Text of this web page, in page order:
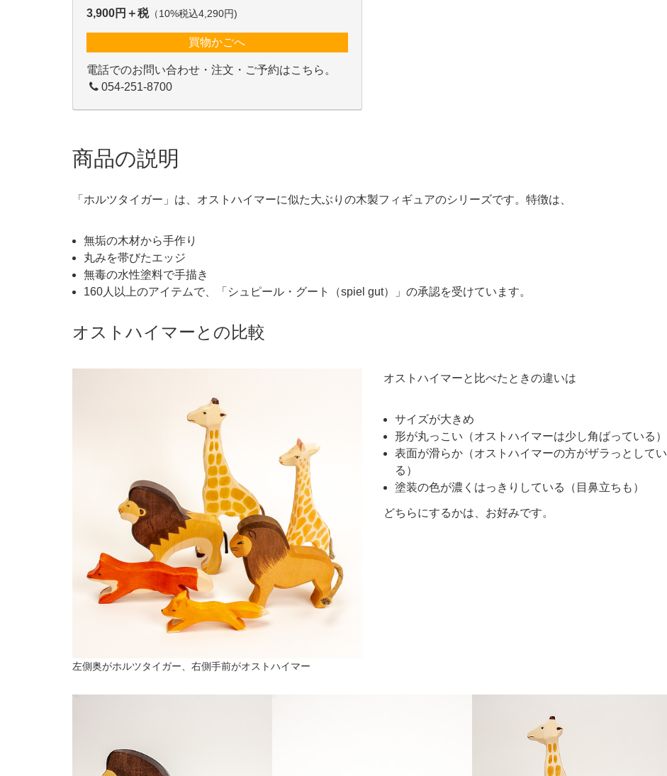
3,900円＋税（10%税込4,290円)
買物かごへ
電話でのお問い合わせ・注文・ご予約はこちら。
054-251-8700
商品の説明
「ホルツタイガー」は、オストハイマーに似た大ぶりの木製フィギュアのシリーズです。特徴は、
無垢の木材から手作り
丸みを帯びたエッジ
無毒の水性塗料で手描き
160人以上のアイテムで、「シュピール・グート（spiel gut）」の承認を受けています。
オストハイマーとの比較
左側奥がホルツタイガー、右側手前がオストハイマー
オストハイマーと比べたときの違いは
サイズが大きめ
形が丸っこい（オストハイマーは少し角ばっている）
表面が滑らか（オストハイマーの方がザラっとしてい
る）
塗装の色が濃くはっきりしている（目鼻立ちも）
どちらにするかは、お好みです。